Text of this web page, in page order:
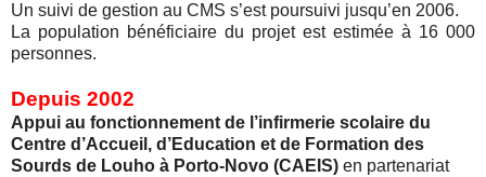
Un suivi de gestion au CMS s’est poursuivi jusqu’en 2006.
La population bénéficiaire du projet est estimée à 16 000
personnes.
Depuis 2002
Appui au fonctionnement de l’infirmerie scolaire du
Centre d’Accueil, d’Education et de Formation des
Sourds de Louho à Porto-Novo (CAEIS) en partenariat